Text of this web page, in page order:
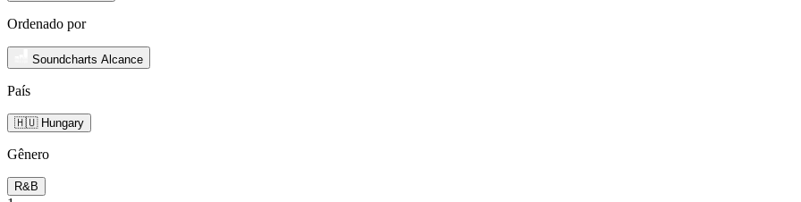
Ordenado por
Soundcharts Alcance
País
🇭🇺 Hungary
Gênero
R&B